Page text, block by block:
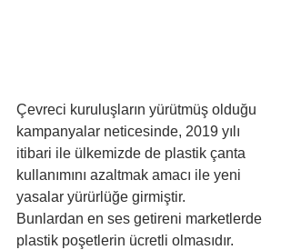
Çevreci kuruluşların yürütmüş olduğu
kampanyalar neticesinde, 2019 yılı
itibari ile ülkemizde de plastik çanta
kullanımını azaltmak amacı ile yeni
yasalar yürürlüğe girmiştir.
Bunlardan en ses getireni marketlerde
plastik poşetlerin ücretli olmasıdır.